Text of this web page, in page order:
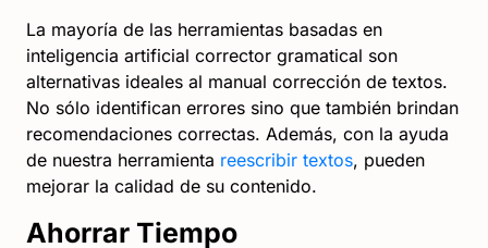
La mayoría de las herramientas basadas en
inteligencia artificial corrector gramatical son
alternativas ideales al manual corrección de textos.
No sólo identifican errores sino que también brindan
recomendaciones correctas. Además, con la ayuda
de nuestra herramienta reescribir textos, pueden
mejorar la calidad de su contenido.
Ahorrar Tiempo